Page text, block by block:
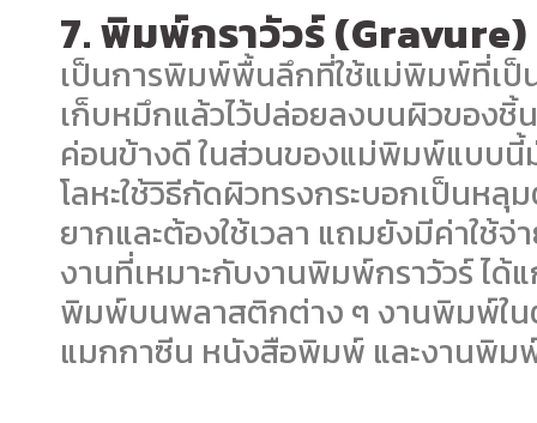
7. พิมพ์กราวัวร์ (Gravure)
เป็นการพิมพ์พื้นลึกที่ใช้แม่พิมพ์ที่เป็
เก็บหมึกแล้วไว้ปล่อยลงบนผิวขอ
ค่อนข้างดี ในส่วนของแม่พิมพ์แบบ
โลหะใช้วิธีกัดผิวทรงกระบอกเป็นห
ยากและต้องใช้เวลา แถมยังมีค่าใช้
งานที่เหมาะกับงานพิมพ์กราวัวร์ ได้
พิมพ์บนพลาสติกต่าง ๆ งานพิมพ์ใน
แมกกาซีน หนังสือพิมพ์ และงานพิ